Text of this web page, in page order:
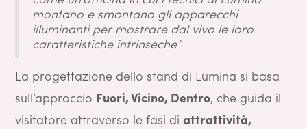
montano e smontano gli apparecchi
illuminanti per mostrare dal vivo le loro
caratteristiche intrinseche”
La progettazione dello stand di Lumina si basa
sull’approccio Fuori, Vicino, Dentro, che guida il
visitatore attraverso le fasi di attrattività,